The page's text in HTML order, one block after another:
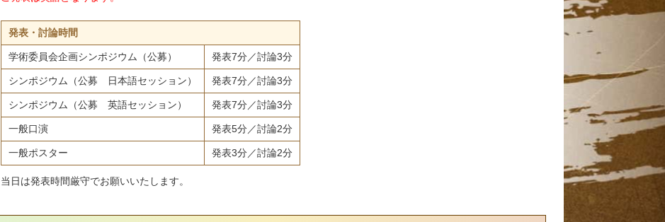
発表・討論時間
学術委員会企画シンポジウム（公募） 発表7分／討論3分
シンポジウム（公募 日本語セッション） 発表7分／討論3分
シンポジウム（公募 英語セッション） 発表7分／討論3分
一般口演 発表5分／討論2分
一般ポスター 発表3分／討論2分
当日は発表時間厳守でお願いいたします。